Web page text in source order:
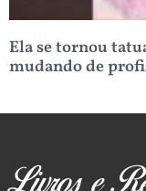
Ela se tornou
mudando de